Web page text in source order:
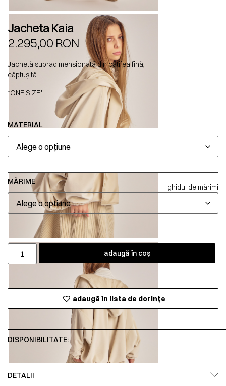
Jacheta Kaia
2.295,00 RON
Jachetă supradimensionată din catifea fină,
căptușită.
*ONE SIZE*
MATERIAL
MĂRIME
ghidul de mărimi
adaugă în coș
adaugă în lista de dorințe
DISPONIBILITATE:
DETALII